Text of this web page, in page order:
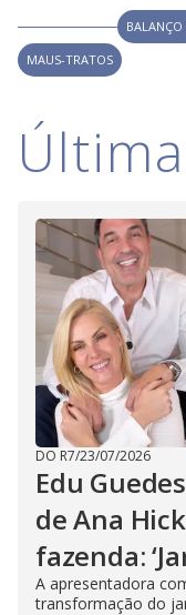
BALANÇO
MAUS-TRATOS
DO R7/23/07/2026
Edu
de Ana
fazenda:
A apresentadora
transformação do